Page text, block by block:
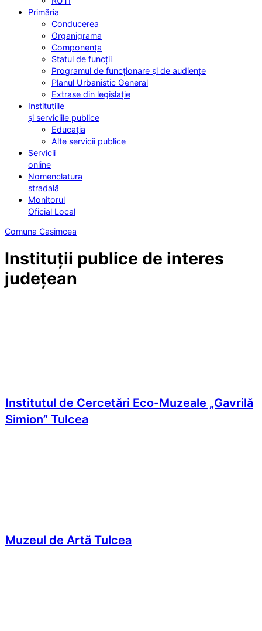
Primăria
Conducerea
Organigrama
Componența
Statul de funcții
Programul de funcționare și de audiențe
Planul Urbanistic General
Extrase din legislație
Instituțiile
și serviciile publice
Educația
Alte servicii publice
Servicii
online
Nomenclatura
stradală
Monitorul
Oficial Local
Comuna Casimcea
Instituții publice de interes
județean
Institutul de Cercetări Eco-Muzeale „Gavrilă
Simion” Tulcea
Muzeul de Artă Tulcea